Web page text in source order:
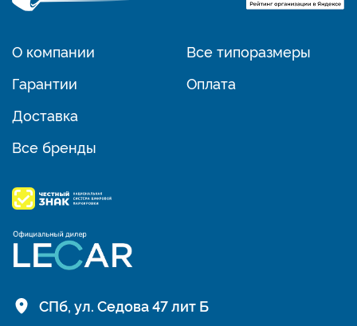
О компании
Гарантии
Доставка
Все бренды
Все типоразмеры
Оплата
СПб, ул. Седова 47 лит Б